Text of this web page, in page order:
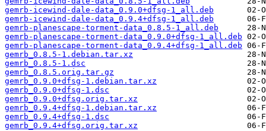
gemrb-icewind-dale-data_0.9.0+dfsg-1_all.deb
gemrb-icewind-dale-data_0.9.4+dfsg-1_all.deb
gemrb-planescape-torment-data_0.8.5-1_all.deb
gemrb-planescape-torment-data_0.9.0+dfsg-1_all.deb
gemrb-planescape-torment-data_0.9.4+dfsg-1_all.deb
gemrb_0.8.5-1.debian.tar.xz
gemrb_0.8.5-1.dsc
gemrb_0.8.5.orig.tar.gz
gemrb_0.9.0+dfsg-1.debian.tar.xz
gemrb_0.9.0+dfsg-1.dsc
gemrb_0.9.0+dfsg.orig.tar.xz
gemrb_0.9.4+dfsg-1.debian.tar.xz
gemrb_0.9.4+dfsg-1.dsc
gemrb_0.9.4+dfsg.orig.tar.xz